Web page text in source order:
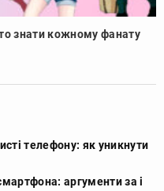
знати кожному фанату
телефону: як уникнути
аргументи за і